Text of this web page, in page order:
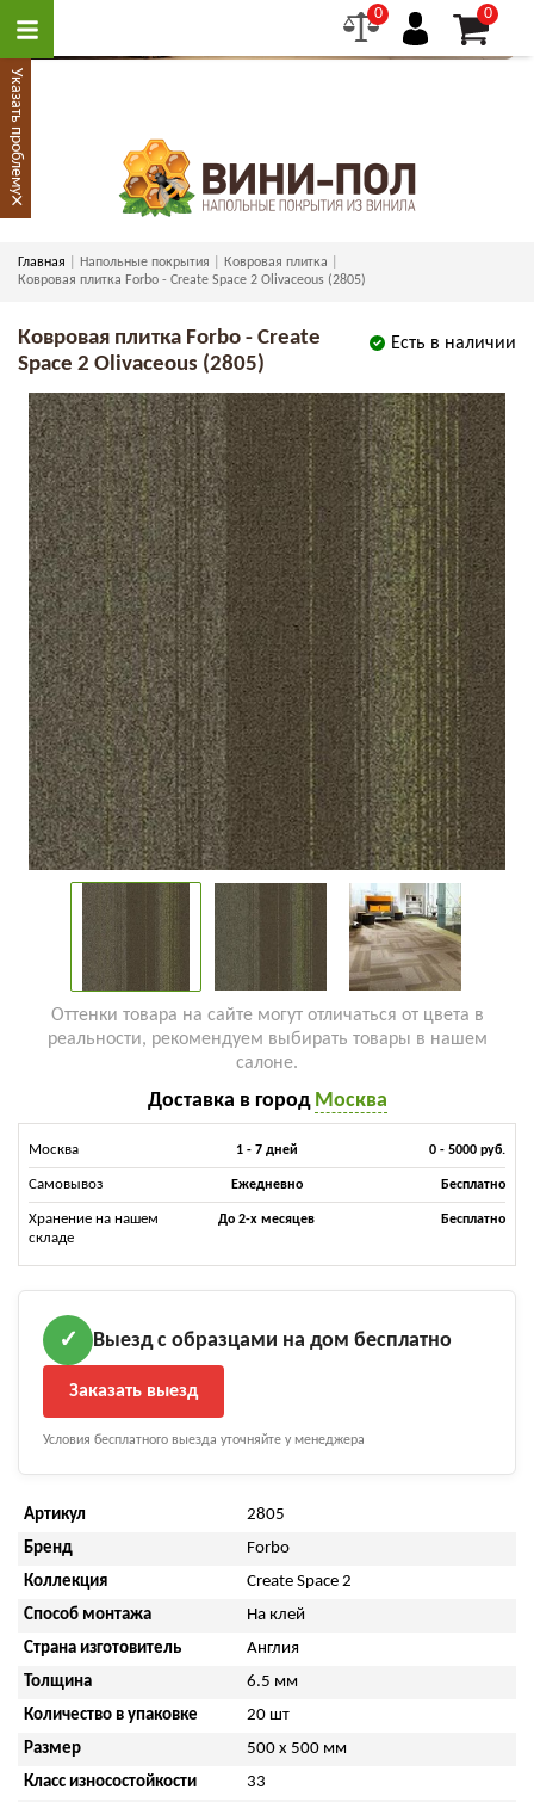
0 0
Главная Напольные покрытия
Ковровая плитка
Ковровая плитка Forbo - Create Space 2 Olivaceous (2805)
Есть в наличии
Ковровая плитка Forbo - Create
Space 2 Olivaceous (2805)
Оттенки товара на сайте могут отличаться от цвета в
реальности, рекомендуем выбирать товары в нашем
салоне.
Доставка в город Москва
Москва 1 - 7 дней 0 - 5000 руб.
Самовывоз Ежедневно Бесплатно
Хранение на нашем
складе
До 2-х месяцев Бесплатно
✓ Выезд с образцами на дом бесплатно
Заказать выезд
Условия бесплатного выезда уточняйте у менеджера
Артикул
2805
Бренд
Forbo
Коллекция
Create Space 2
Способ монтажа
На клей
Страна изготовитель
Англия
Толщина
6.5 мм
Количество в упаковке
20 шт
Размер
500 x 500 мм
Класс износостойкости
33
Указать проблему
×